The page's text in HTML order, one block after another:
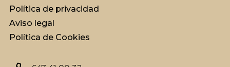
Política de privacidad
Aviso legal
Política de Cookies